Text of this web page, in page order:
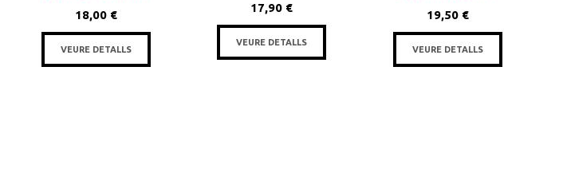
18,00 €
VEURE DETALLS
17,90 €
VEURE DETALLS
19,50 €
VEURE DETALLS